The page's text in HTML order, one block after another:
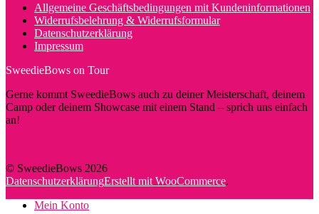
Allgemeine Geschäftsbedingungen mit Kundeninformationen
Widerrufsbelehrung & Widerrufsformular
Datenschutzerklärung
Impressum
SweedieBows on Tour
Gerne kommt SweedieBows auch zu deiner Meisterschaft, deinem
Camp oder deinem Showcase mit einem Stand – sprich uns einfach
an!
© SweedieBows 2026
DatenschutzerklärungErstellt mit WooCommerce.
Mein Konto